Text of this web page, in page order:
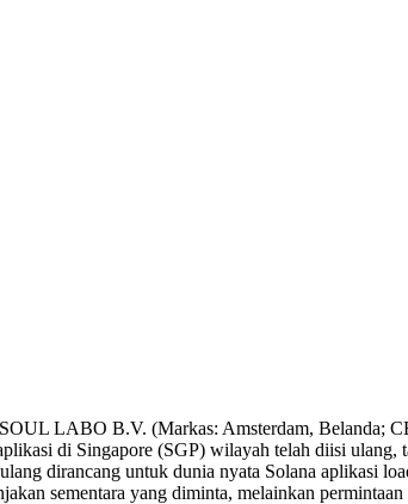
LABO B.V. (Markas: Amsterdam, Belanda;
di Singapore (SGP) wilayah telah diisi ulang,
dirancang untuk dunia nyata Solana aplikasi
sementara yang diminta, melainkan